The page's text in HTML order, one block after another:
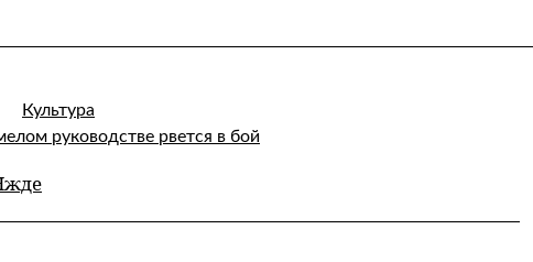
Культура